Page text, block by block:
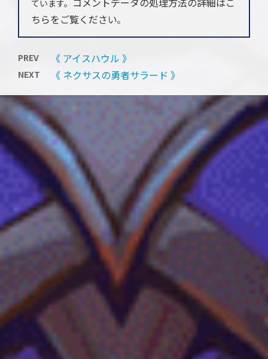
ています。
ちらをご覧ください。
PREV 《 アイスハウル 》
NEXT 《 ネクサスの勇者サラード 》